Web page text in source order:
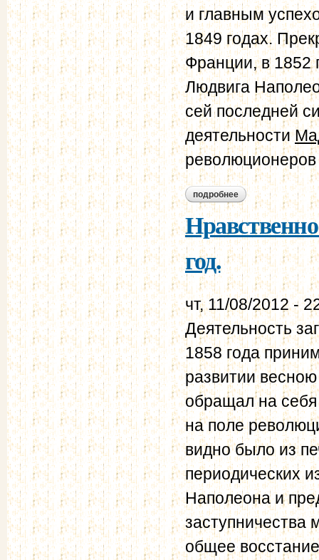
и главным
1849 годах.
Франции, в 1852
Людвига
сей последней
деятельности
революционеров
подробнее о нравственно-
год.
чт, 11/08/2012 -
Деятельность
1858 года
развитии
обращал на
на поле
видно было из
периодических
Наполеона и
заступничества
общее